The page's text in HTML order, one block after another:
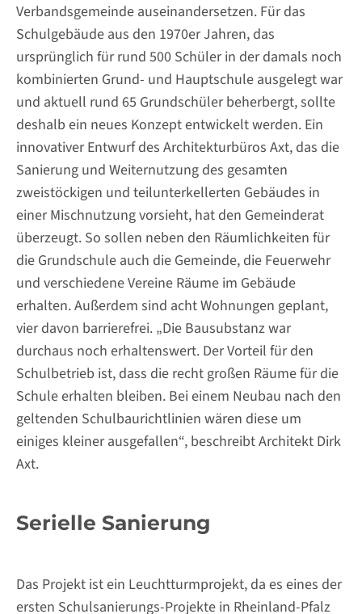
Verbandsgemeinde auseinandersetzen. Für das
Schulgebäude aus den 1970er Jahren, das
ursprünglich für rund 500 Schüler in der damals noch
kombinierten Grund- und Hauptschule ausgelegt war
und aktuell rund 65 Grundschüler beherbergt, sollte
deshalb ein neues Konzept entwickelt werden. Ein
innovativer Entwurf des Architekturbüros Axt, das die
Sanierung und Weiternutzung des gesamten
zweistöckigen und teilunterkellerten Gebäudes in
einer Mischnutzung vorsieht, hat den Gemeinderat
überzeugt. So sollen neben den Räumlichkeiten für
die Grundschule auch die Gemeinde, die Feuerwehr
und verschiedene Vereine Räume im Gebäude
erhalten. Außerdem sind acht Wohnungen geplant,
vier davon barrierefrei. „Die Bausubstanz war
durchaus noch erhaltenswert. Der Vorteil für den
Schulbetrieb ist, dass die recht großen Räume für die
Schule erhalten bleiben. Bei einem Neubau nach den
geltenden Schulbaurichtlinien wären diese um
einiges kleiner ausgefallen“, beschreibt Architekt Dirk
Axt.
Serielle Sanierung
Das Projekt ist ein Leuchtturmprojekt, da es eines der
ersten Schulsanierungs-Projekte in Rheinland-Pfalz